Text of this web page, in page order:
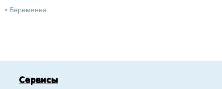
• Беременна
Сервисы